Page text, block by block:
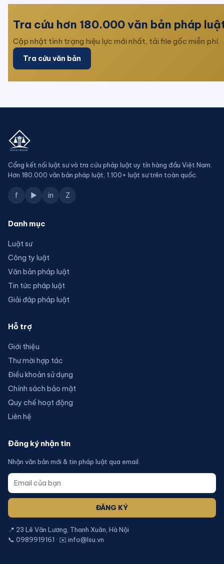
Tra cứu hơn 180.000 văn bản pháp
Cập nhật tình trạng hiệu lực mới nhất, tải file gốc miễn phí.
Tra cứu văn bản
Cổng kết nối luật sư và tra cứu pháp luật uy tín hàng đầu Việt Nam.
Hơn 180.000 văn bản pháp luật, 1.100+ luật sư trên toàn quốc.
f ▶ in Z
Danh mục
Luật sư
Công ty luật
Văn bản pháp luật
Tin tức pháp luật
Giải đáp pháp luật
Hỗ trợ
Giới thiệu
Thư mời hợp tác
Điều khoản sử dụng
Chính sách bảo mật
Quy chế hoạt động
Liên hệ
Đăng ký nhận tin
Nhận văn bản mới & tin pháp luật qua email.
ĐĂNG KÝ
📍 23 Lê Văn Lương, Thanh Xuân, Hà Nội
📞 0989919161 · ✉️ info@lsu.vn